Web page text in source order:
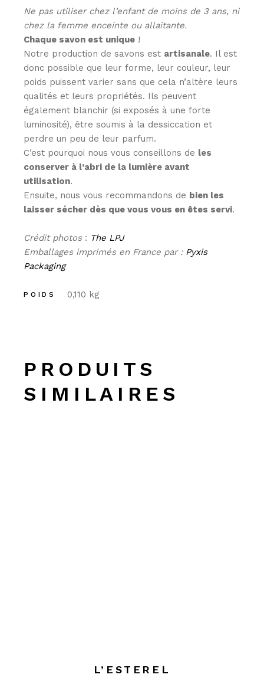
Ne pas utiliser chez l’enfant de moins de 3 ans, ni
chez la femme enceinte ou allaitante.
Chaque savon est unique !
Notre production de savons est artisanale. Il est
donc possible que leur forme, leur couleur, leur
poids puissent varier sans que cela n’altère leurs
qualités et leurs propriétés. Ils peuvent
également blanchir (si exposés à une forte
luminosité), être soumis à la dessiccation et
perdre un peu de leur parfum.
C’est pourquoi nous vous conseillons de les
conserver à l’abri de la lumière avant
utilisation.
Ensuite, nous vous recommandons de bien les
laisser sécher dès que vous vous en êtes servi.
Crédit photos: The LPJ
Emballages imprimés en France par : Pyxis
Packaging
POIDS 0,110 kg
PRODUITS
SIMILAIRES
L’ESTEREL